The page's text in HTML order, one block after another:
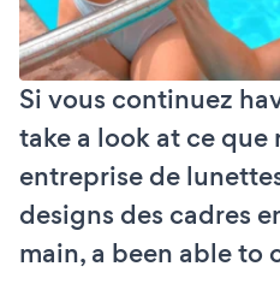
Si vous continuez
take a look at ce que
entreprise de
designs des cadres
main, a been able to